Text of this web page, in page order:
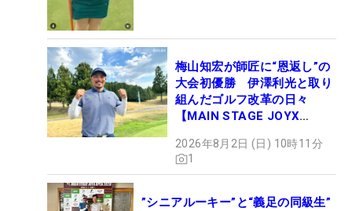
梅山知宏が師匠に“恩返し”の
大会初優勝 伊澤利光と取り
組んだゴルフ改革の日々
【MAIN STAGE JOYX
2026年8月2日 (日) 10時11分
1
”シニアルーキー”と“義足の同級生”